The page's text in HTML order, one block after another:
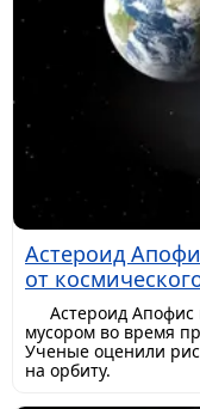
Астероид
от
Астероид Апофис
мусором во время
Ученые оценили
на орбиту.